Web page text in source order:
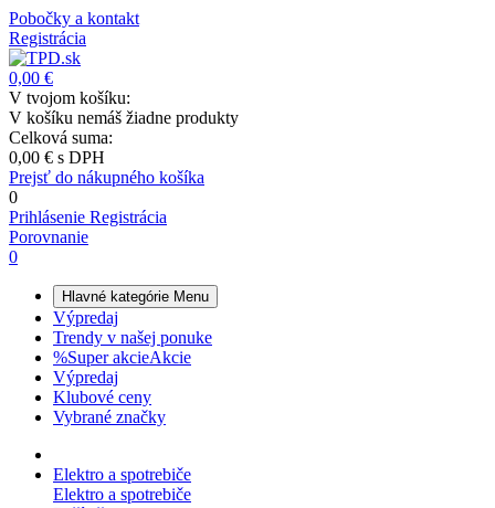
Pobočky a kontakt
Registrácia
0,00 €
V tvojom košíku:
V košíku nemáš žiadne produkty
Celková suma:
0,00 € s DPH
Prejsť do nákupného košíka
0
Prihlásenie Registrácia
Porovnanie
0
Hlavné kategórie Menu
Výpredaj
Trendy v našej ponuke
%Super akcieAkcie
Výpredaj
Klubové ceny
Vybrané značky
Elektro a spotrebiče
Elektro a spotrebiče